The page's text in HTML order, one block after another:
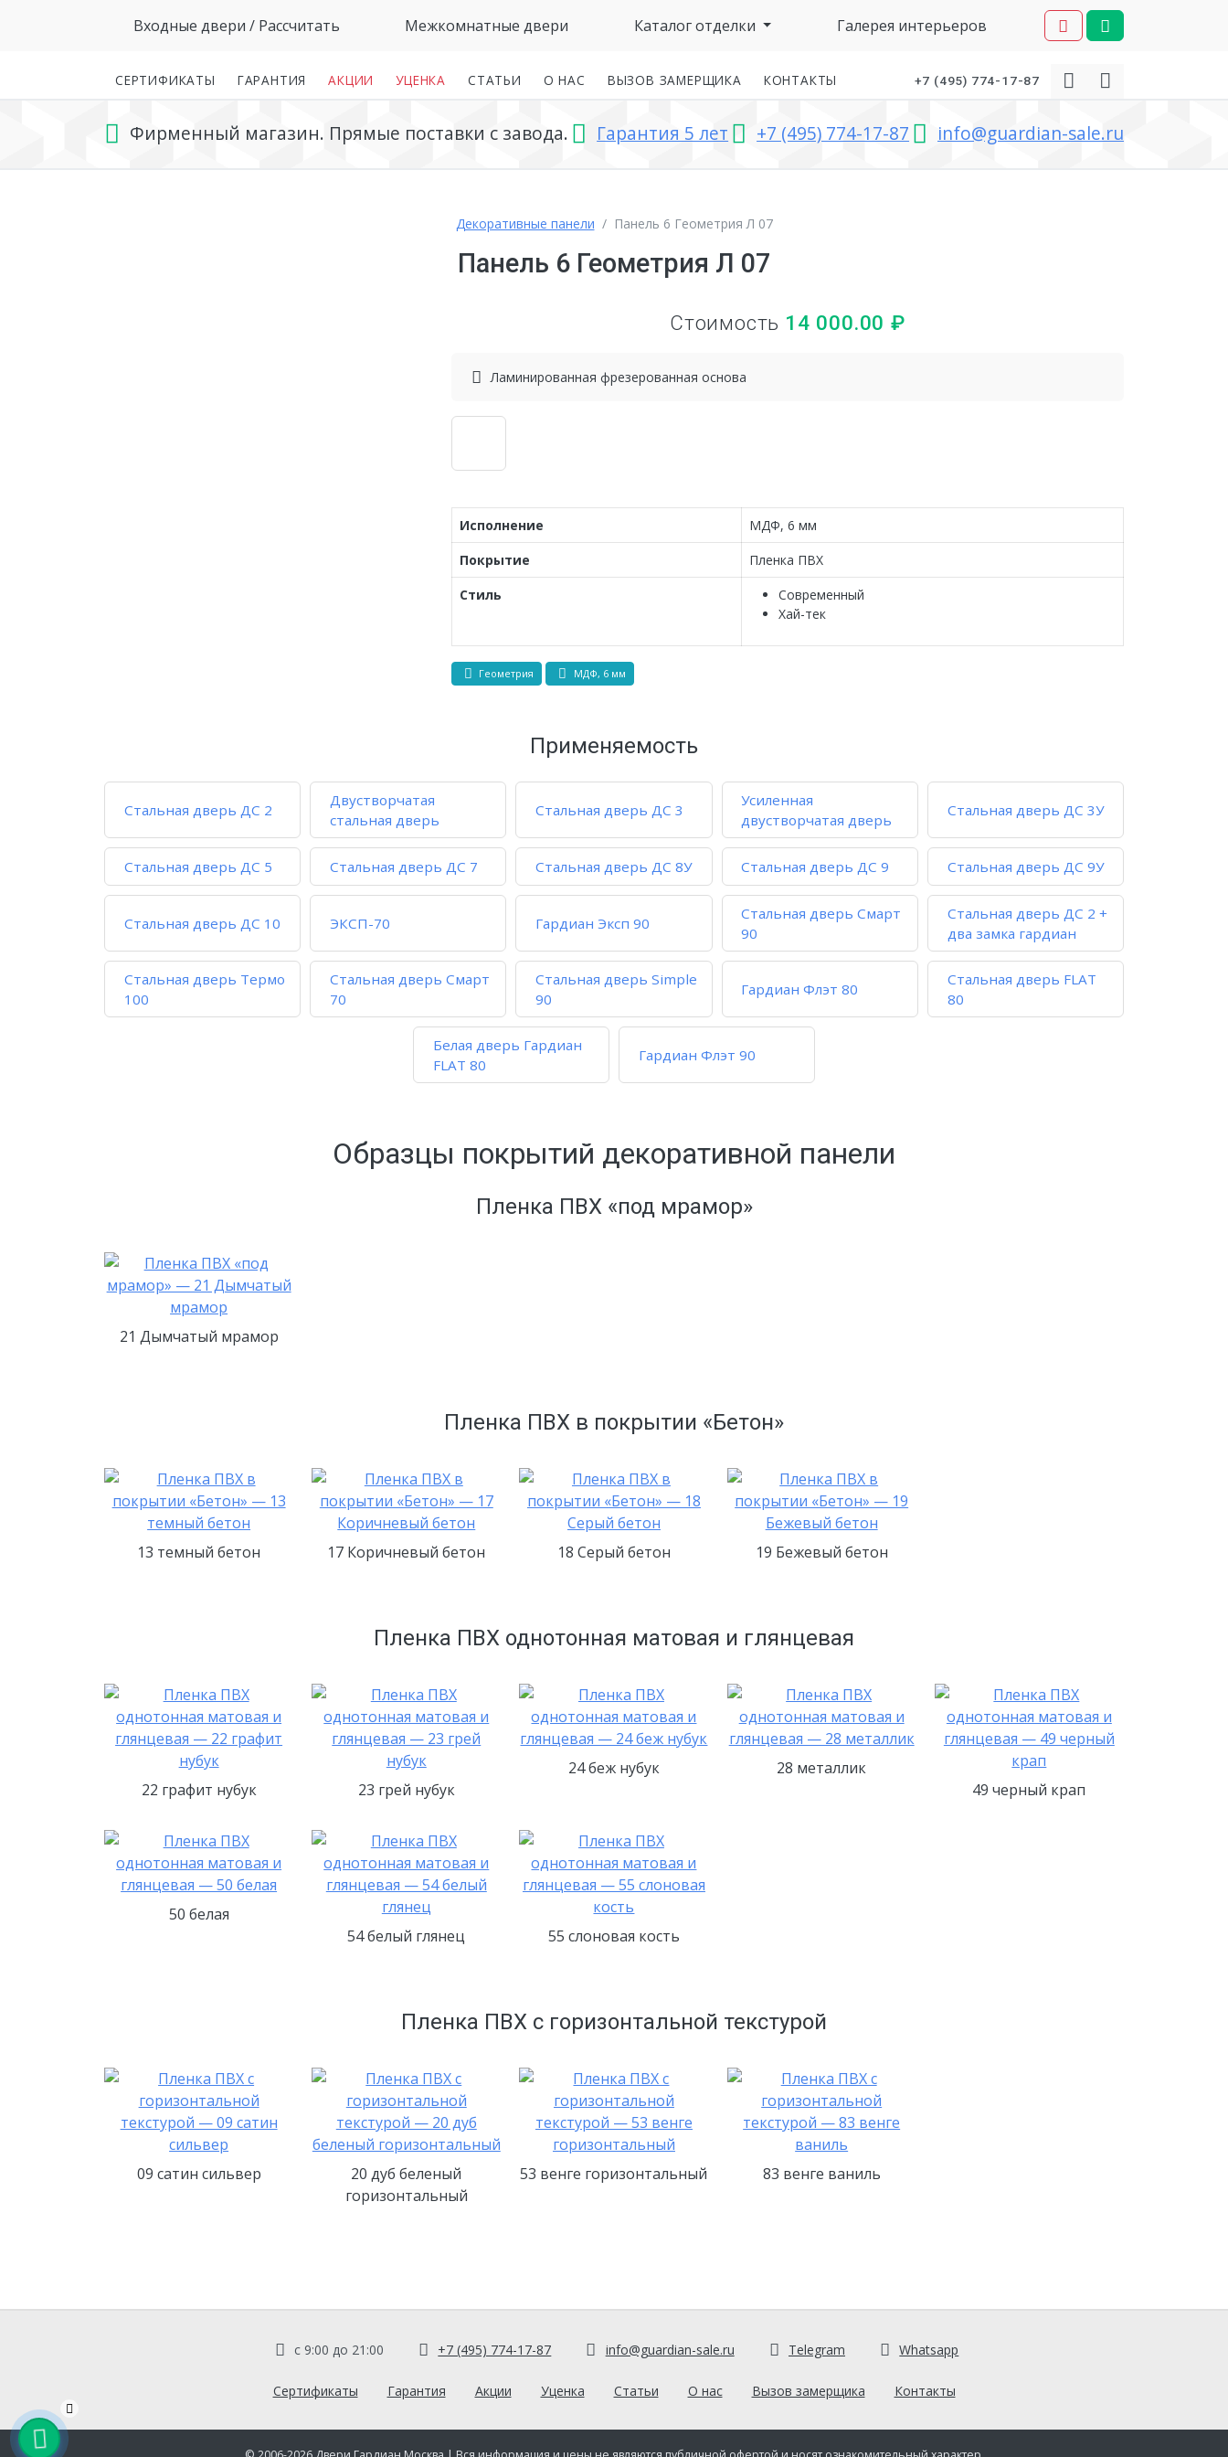
Входные двери / Рассчитать Межкомнатные двери Каталог отделки Галерея интерьеров
СЕРТИФИКАТЫ ГАРАНТИЯ АКЦИИ УЦЕНКА СТАТЬИ О НАС ВЫЗОВ ЗАМЕРЩИКА КОНТАКТЫ +7 (495) 774-17-87
Фирменный магазин. Прямые поставки с завода. Гарантия 5 лет +7 (495) 774-17-87 info@guardian-sale.ru
Декоративные панели Панель 6 Геометрия Л 07
Панель 6 Геометрия Л 07
Стоимость 14 000.00₽
Ламинированная фрезерованная основа
Исполнение
МДФ, 6 мм
Покрытие
Пленка ПВХ
Стиль
Современный
Хай-тек
Геометрия МДФ, 6 мм
Применяемость
Стальная дверь ДС 2
Двустворчатая
стальная дверь
Стальная дверь ДС 3
Усиленная
двустворчатая дверь
Стальная дверь ДС 3У
Стальная дверь ДС 5 Стальная дверь ДС 7 Стальная дверь ДС 8У Стальная дверь ДС 9 Стальная дверь ДС 9У
Стальная дверь ДС 10 ЭКСП-70 Гардиан Эксп 90
Стальная дверь Смарт
90
Стальная дверь ДС 2 +
два замка гардиан
Стальная дверь Термо
100
Стальная дверь Смарт
70
Стальная дверь Simple
90
Гардиан Флэт 80
Стальная дверь FLAT
80
Белая дверь Гардиан
FLAT 80
Гардиан Флэт 90
Образцы покрытий декоративной панели
Пленка ПВХ «под мрамор»
21 Дымчатый мрамор
Пленка ПВХ в покрытии «Бетон»
13 темный бетон 17 Коричневый бетон 18 Серый бетон 19 Бежевый бетон
Пленка ПВХ однотонная матовая и глянцевая
22 графит нубук 23 грей нубук
24 беж нубук
28 металлик
49 черный крап
50 белая
54 белый глянец
55 слоновая кость
Пленка ПВХ с горизонтальной текстурой
09 сатин сильвер
20 дуб беленый
горизонтальный
53 венге горизонтальный 83 венге ваниль
с 9:00 до 21:00 +7 (495) 774-17-87 info@guardian-sale.ru Telegram Whatsapp
Сертификаты Гарантия Акции Уценка Статьи О нас Вызов замерщика Контакты